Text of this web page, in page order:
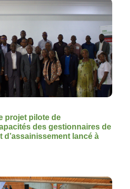
projet pilote de
des gestionnaires de
d’assainissement lancé à